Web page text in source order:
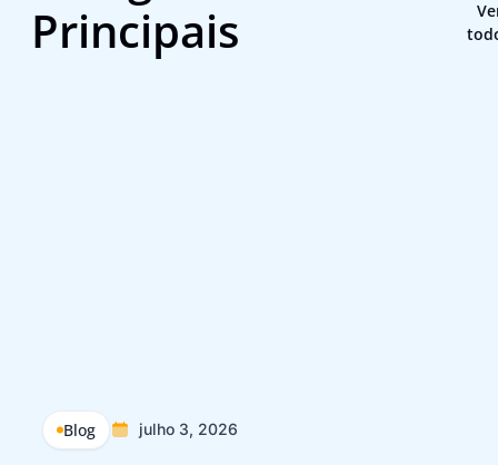
Principais
Blog julho 3, 2026